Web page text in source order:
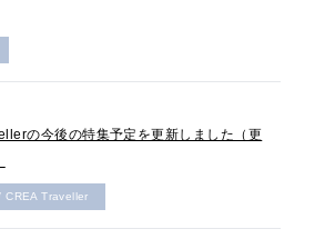
の今後の特集予定を更新しました（更
CREA Traveller